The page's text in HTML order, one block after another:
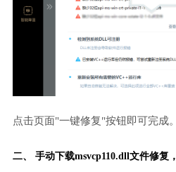
点击页面"一键修复"按钮即可完成。
二、 手动下载msvcp110.dll文件修复，